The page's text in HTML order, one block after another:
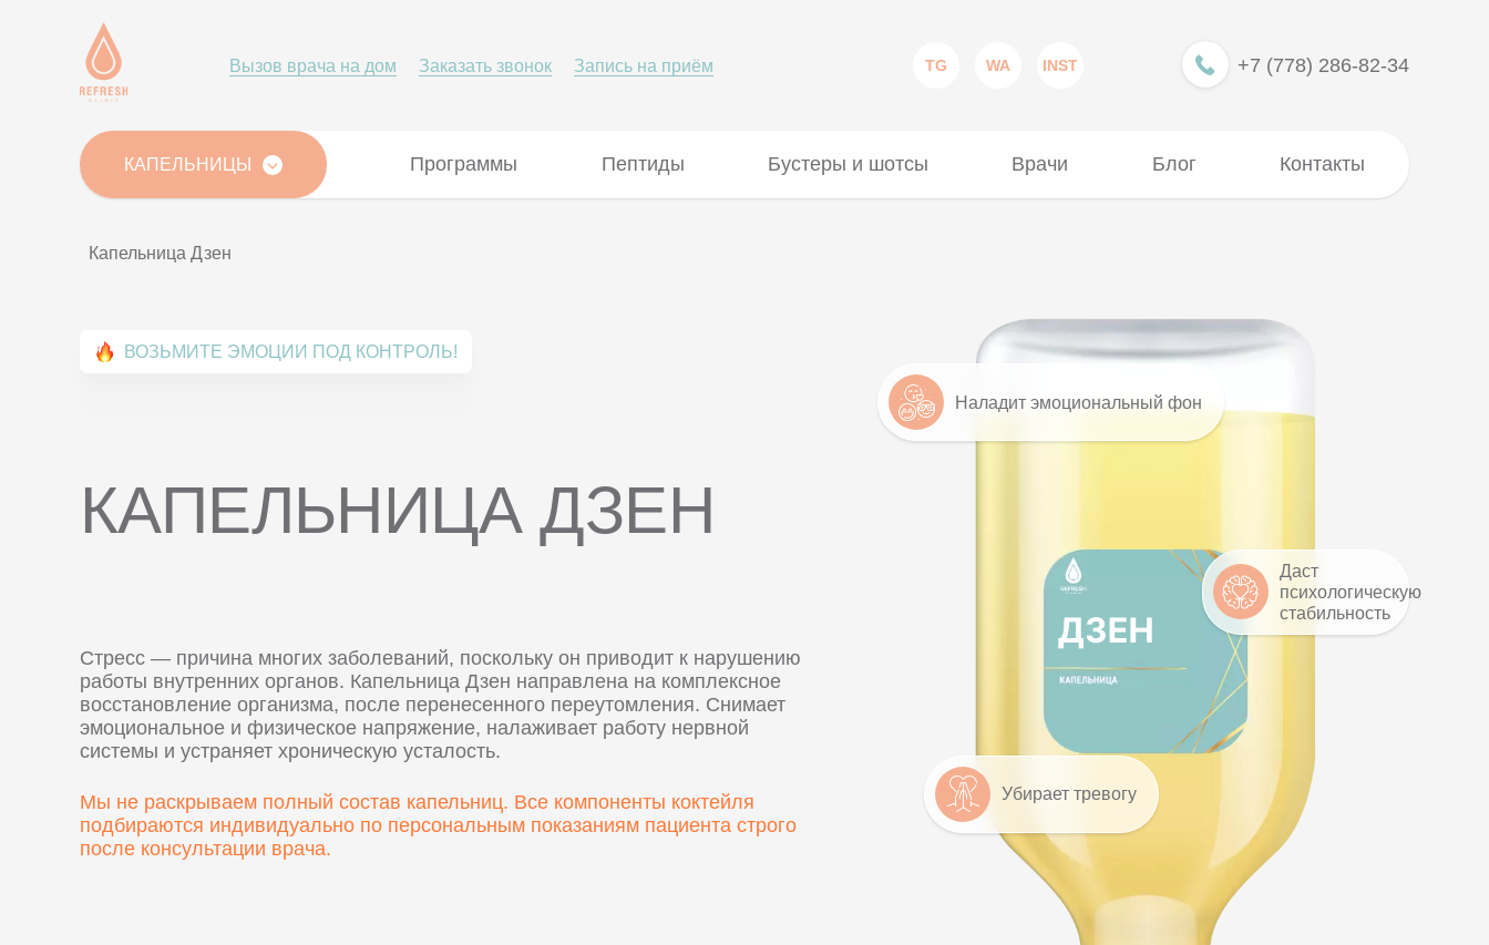
Вызов врача на дом Заказать звонок Запись на приём TG WA INST +7 (778) 286-82-34
КАПЕЛЬНИЦЫ Программы Пептиды Бустеры и шотсы Врачи Блог Контакты
Капельница Дзен
ВОЗЬМИТЕ ЭМОЦИИ ПОД КОНТРОЛЬ!
КАПЕЛЬНИЦА ДЗЕН
Стресс — причина многих заболеваний, поскольку он приводит к нарушению
работы внутренних органов. Капельница Дзен направлена на комплексное
восстановление организма, после перенесенного переутомления. Снимает
эмоциональное и физическое напряжение, налаживает работу нервной
системы и устраняет хроническую усталость.
Мы не раскрываем полный состав капельниц. Все компоненты коктейля
подбираются индивидуально по персональным показаниям пациента строго
после консультации врача.
Наладит эмоциональный фон
Даст
психологическую
стабильность
Убирает тревогу